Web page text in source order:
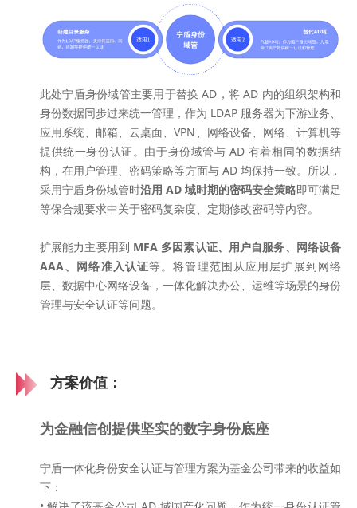
此处宁盾身份域管主要用于替换 AD，将 AD 内的组织架构和
身份数据同步过来统一管理，作为 LDAP 服务器为下游业务、
应用系统、邮箱、云桌面、VPN、网络设备、网络、计算机等
提供统一身份认证。由于身份域管与 AD 有着相同的数据结
构，在用户管理、密码策略等方面与 AD 均保持一致。所以，
采用宁盾身份域管时沿用 AD 域时期的密码安全策略即可满足
等保合规要求中关于密码复杂度、定期修改密码等内容。
扩展能力主要用到 MFA 多因素认证、用户自服务、网络设备
AAA、网络准入认证等。将管理范围从应用层扩展到网络
层、数据中心网络设备，一体化解决办公、运维等场景的身份
管理与安全认证等问题。
方案价值：
为金融信创提供坚实的数字身份底座
宁盾一体化身份安全认证与管理方案为基金公司带来的收益如
下：